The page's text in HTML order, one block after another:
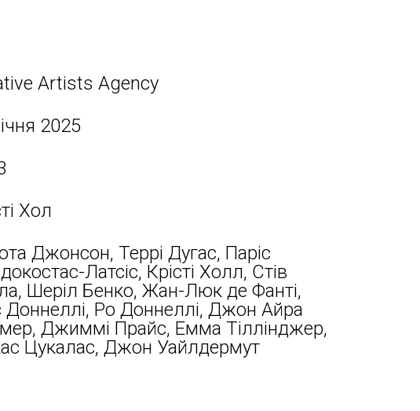
Artists Agency
2025
Хол
Джонсон, Террі Дугас, Паріс
Латсіс, Крісті Холл, Стів
Шеріл Бенко, Жан-Люк де Фанті,
Доннеллі, Ро Доннеллі, Джон Айра
Джиммі Прайс, Емма Тіллінджер,
Цукалас, Джон Уайлдермут